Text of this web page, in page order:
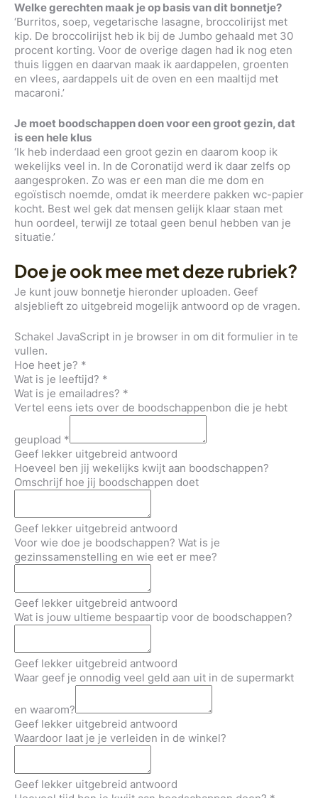
Welke gerechten maak je op basis van dit bonnetje?
‘Burritos, soep, vegetarische lasagne, broccolirijst met
kip. De broccolirijst heb ik bij de Jumbo gehaald met 30
procent korting. Voor de overige dagen had ik nog eten
thuis liggen en daarvan maak ik aardappelen, groenten
en vlees, aardappels uit de oven en een maaltijd met
macaroni.’
Je moet boodschappen doen voor een groot gezin, dat
is een hele klus
‘Ik heb inderdaad een groot gezin en daarom koop ik
wekelijks veel in. In de Coronatijd werd ik daar zelfs op
aangesproken. Zo was er een man die me dom en
egoïstisch noemde, omdat ik meerdere pakken wc-papier
kocht. Best wel gek dat mensen gelijk klaar staan met
hun oordeel, terwijl ze totaal geen benul hebben van je
situatie.’
Doe je ook mee met deze rubriek?
Je kunt jouw bonnetje hieronder uploaden. Geef
alsjeblieft zo uitgebreid mogelijk antwoord op de vragen.
Schakel JavaScript in je browser in om dit formulier in te
vullen.
Hoe heet je? *
Wat is je leeftijd? *
Wat is je emailadres? *
Vertel eens iets over de boodschappenbon die je hebt
geupload *
Geef lekker uitgebreid antwoord
Hoeveel ben jij wekelijks kwijt aan boodschappen?
Omschrijf hoe jij boodschappen doet
Geef lekker uitgebreid antwoord
Voor wie doe je boodschappen? Wat is je
gezinssamenstelling en wie eet er mee?
Geef lekker uitgebreid antwoord
Wat is jouw ultieme bespaartip voor de boodschappen?
Geef lekker uitgebreid antwoord
Waar geef je onnodig veel geld aan uit in de supermarkt
en waarom?
Geef lekker uitgebreid antwoord
Waardoor laat je je verleiden in de winkel?
Geef lekker uitgebreid antwoord